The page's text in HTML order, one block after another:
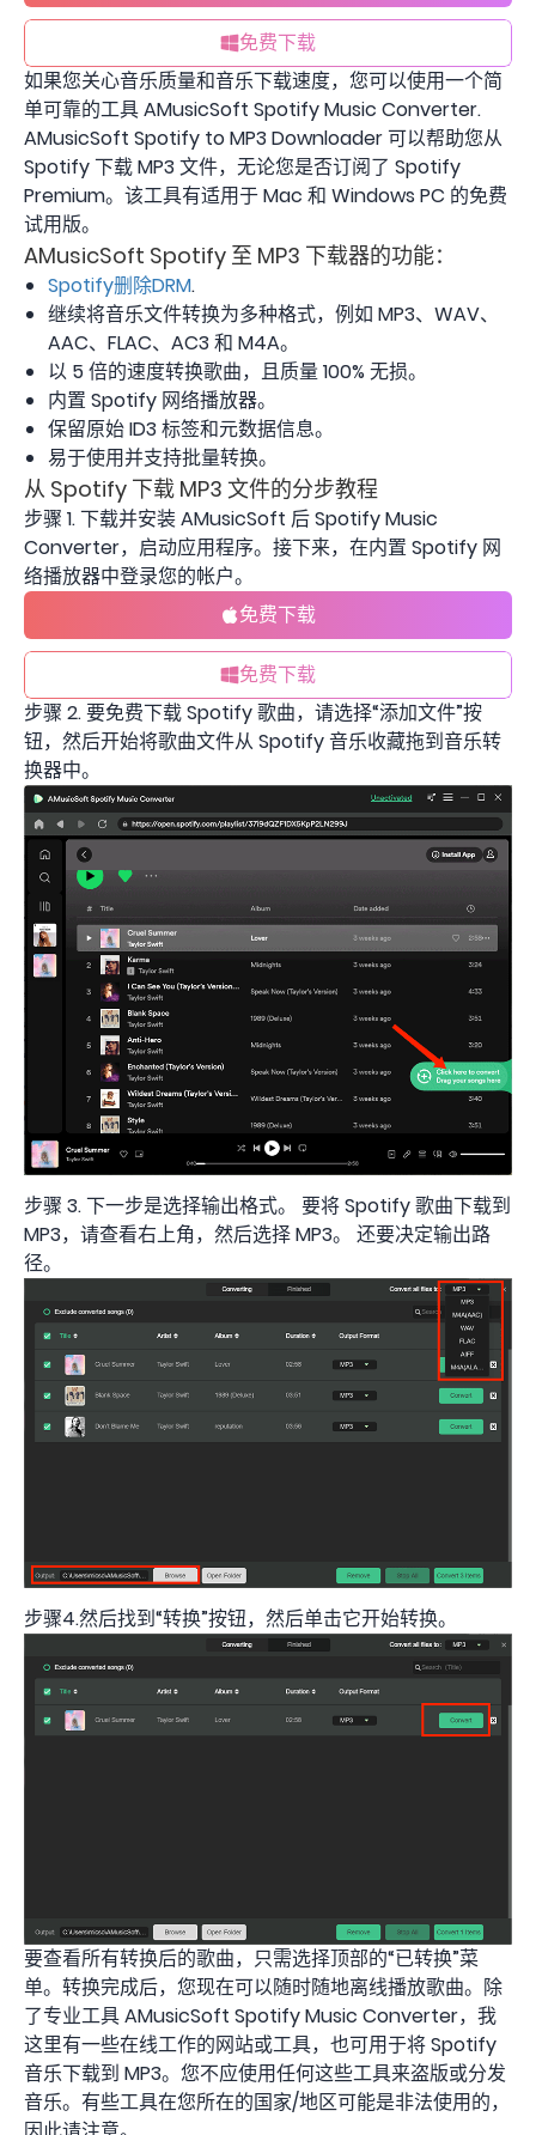
免费下载
如果您关心音乐质量和音乐下载速度，您可以使用一个简
单可靠的工具 AMusicSoft Spotify Music Converter.
AMusicSoft Spotify to MP3 Downloader 可以帮助您从
Spotify 下载 MP3 文件，无论您是否订阅了 Spotify
Premium。该工具有适用于 Mac 和 Windows PC 的免费
试用版。
AMusicSoft Spotify 至 MP3 下载器的功能：
Spotify删除DRM.
继续将音乐文件转换为多种格式，例如 MP3、WAV、
AAC、FLAC、AC3 和 M4A。
以 5 倍的速度转换歌曲，且质量 100% 无损。
内置 Spotify 网络播放器。
保留原始 ID3 标签和元数据信息。
易于使用并支持批量转换。
从 Spotify 下载 MP3 文件的分步教程
步骤 1. 下载并安装 AMusicSoft 后 Spotify Music
Converter，启动应用程序。接下来，在内置 Spotify 网
络播放器中登录您的帐户。
免费下载
免费下载
步骤 2. 要免费下载 Spotify 歌曲，请选择“添加文件”按
钮，然后开始将歌曲文件从 Spotify 音乐收藏拖到音乐转
换器中。
步骤 3. 下一步是选择输出格式。 要将 Spotify 歌曲下载到
MP3，请查看右上角，然后选择 MP3。 还要决定输出路
径。
步骤4.然后找到“转换”按钮，然后单击它开始转换。
要查看所有转换后的歌曲，只需选择顶部的“已转换”菜
单。转换完成后，您现在可以随时随地离线播放歌曲。除
了专业工具 AMusicSoft Spotify Music Converter，我
这里有一些在线工作的网站或工具，也可用于将 Spotify
音乐下载到 MP3。您不应使用任何这些工具来盗版或分发
音乐。有些工具在您所在的国家/地区可能是非法使用的，